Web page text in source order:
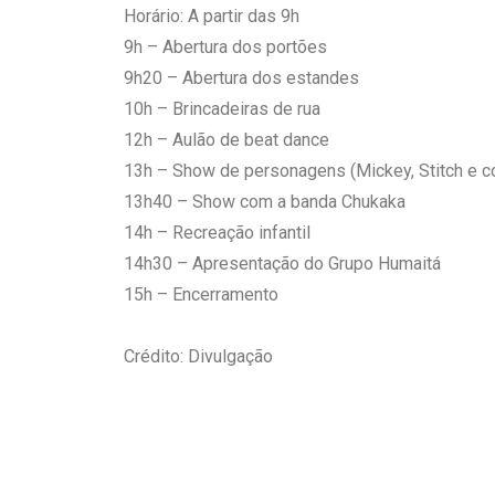
Horário: A partir das 9h
9h – Abertura dos portões
9h20 – Abertura dos estandes
10h – Brincadeiras de rua
12h – Aulão de beat dance
13h – Show de personagens (Mickey, Stitch e
13h40 – Show com a banda Chukaka
14h – Recreação infantil
14h30 – Apresentação do Grupo Humaitá
15h – Encerramento
Crédito: Divulgação